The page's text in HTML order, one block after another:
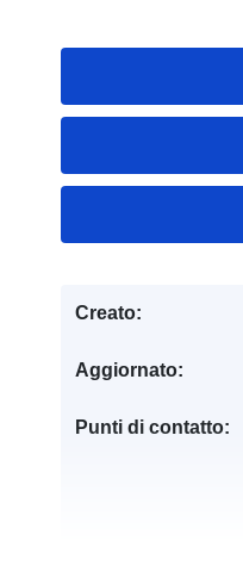
Creato:
Aggiornato:
Punti di contatto: